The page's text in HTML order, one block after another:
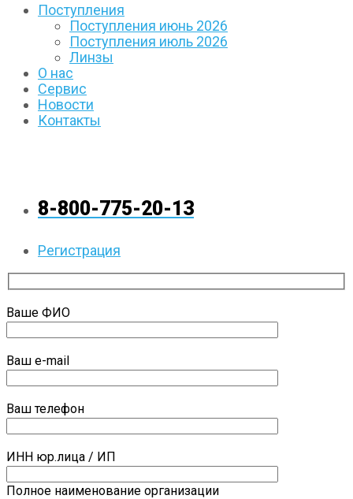
Поступления
Поступления июнь 2026
Поступления июль 2026
Линзы
О нас
Сервис
Новости
Контакты
8-800-775-20-13
Регистрация
Ваше ФИО
Ваш e-mail
Ваш телефон
ИНН юр.лица / ИП
Полное наименование организации